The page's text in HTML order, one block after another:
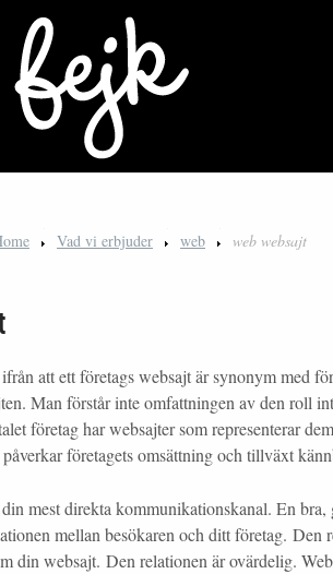
Vad vi erbjuder web web websajt
att ett företags websajt är synonym med
Man förstår inte omfattningen av den roll
företag har websajter som representerar
företagets omsättning och tillväxt
mest direkta kommunikationskanal. En bra,
mellan besökaren och ditt företag. Den
din websajt. Den relationen är ovärdelig.